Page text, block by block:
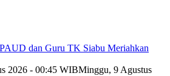
dan Guru TK Siabu Meriahkan
2026 - 00:45 WIBMinggu, 9 Agustus